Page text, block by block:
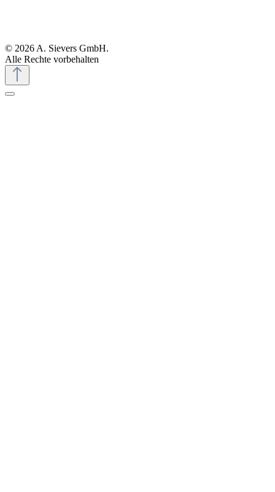
© 2026 A. Sievers GmbH.
Alle Rechte vorbehalten